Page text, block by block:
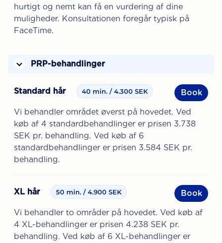
hurtigt og nemt kan få en vurdering af dine
muligheder. Konsultationen foregår typisk på
FaceTime.
PRP-behandlinger
Standard hår 40 min. 4.300 SEK Book
Vi behandler området øverst på hovedet. Ved
køb af 4 standardbehandlinger er prisen 3.738
SEK pr. behandling. Ved køb af 6
standardbehandlinger er prisen 3.584 SEK pr.
behandling.
XL hår 50 min. 4.900 SEK Book
Vi behandler to områder på hovedet. Ved køb af
4 XL-behandlinger er prisen 4.238 SEK pr.
behandling. Ved køb af 6 XL-behandlinger er